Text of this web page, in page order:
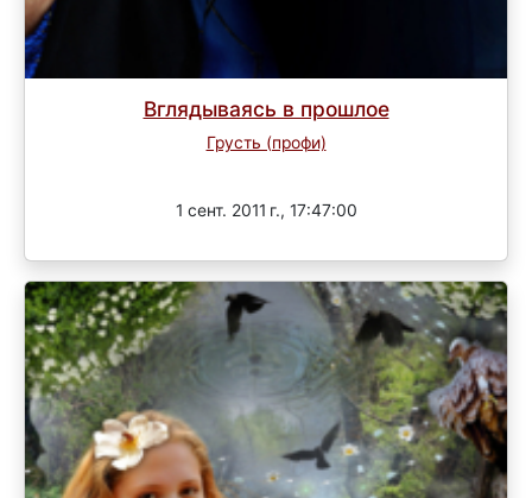
Вглядываясь в прошлое
Грусть (профи)
1 сент. 2011 г., 17:47:00